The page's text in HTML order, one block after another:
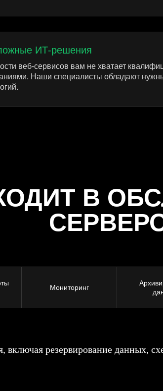
ИТ-решения
веб-сервисов вам не хватает
Наши специалисты обладают
В
Мониторинг
включая резервирование данных,